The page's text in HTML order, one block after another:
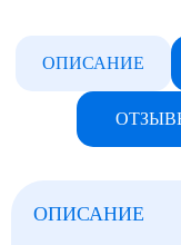
ОПИСАНИЕ
ОПИСАНИЕ